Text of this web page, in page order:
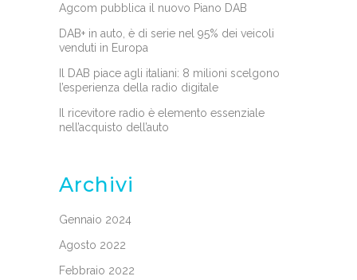
Agcom pubblica il nuovo Piano DAB
DAB+ in auto, è di serie nel 95% dei veicoli
venduti in Europa
Il DAB piace agli italiani: 8 milioni scelgono
l’esperienza della radio digitale
Il ricevitore radio è elemento essenziale
nell’acquisto dell’auto
Archivi
Gennaio 2024
Agosto 2022
Febbraio 2022